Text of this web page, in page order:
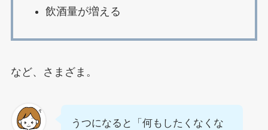
飲酒量が増える
など、さまざま。
うつになると「何もしたくなくな